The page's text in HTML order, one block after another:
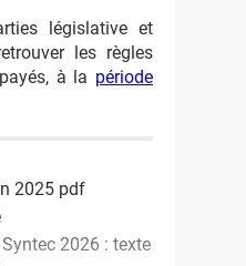
législative et
les règles
à la période
2025 pdf
2026 : texte